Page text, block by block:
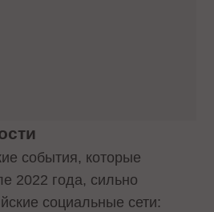
события, которые
2022 года, сильно
социальные сети: